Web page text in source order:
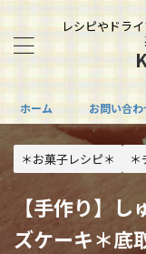
レシピやドラ
ホーム お問い合わ
＊お菓子レシピ＊ ＊
【手作り】
ズケーキ＊底